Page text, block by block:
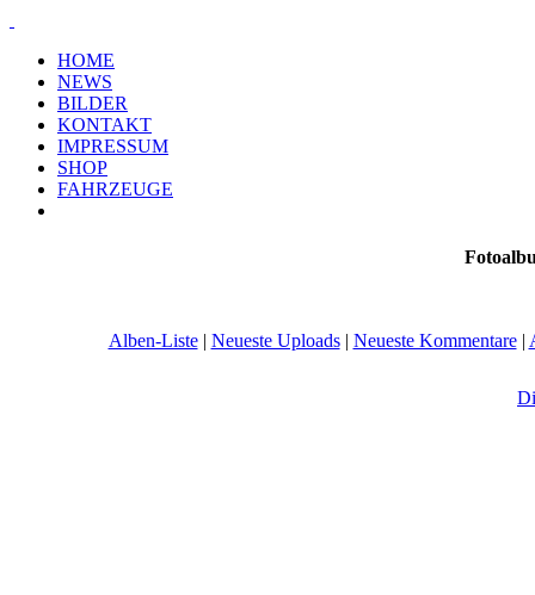
HOME
NEWS
BILDER
KONTAKT
IMPRESSUM
SHOP
FAHRZEUGE
Alben-Liste| Neueste Uploads| Neueste Kommentare|